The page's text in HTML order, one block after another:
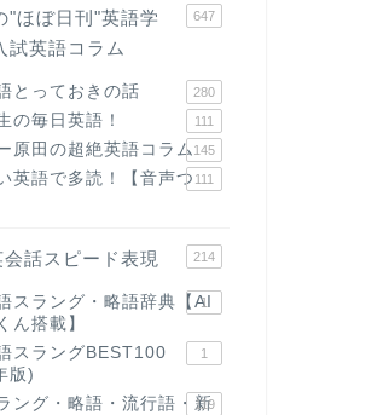
"ほぼ日刊"英語学
試英語コラム
647
とっておきの話 280
の毎日英語！ 111
原田の超絶英語コラム145
英語で多読！【音声つ 111
話スピード表現 214
スラング・略語辞典【AI
ん搭載】
1
スラングBEST100
版)
1
ング・略語・流行語・新
119